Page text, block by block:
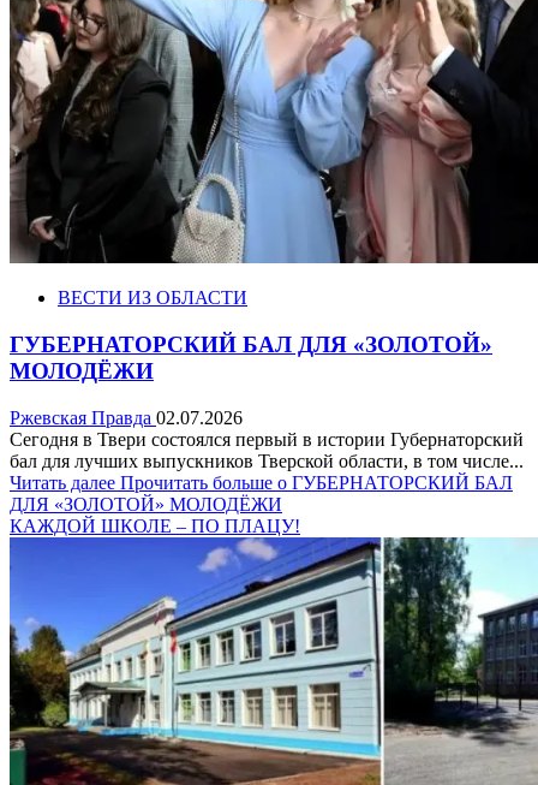
ВЕСТИ ИЗ ОБЛАСТИ
ГУБЕРНАТОРСКИЙ БАЛ ДЛЯ «ЗОЛОТОЙ»
МОЛОДЁЖИ
Ржевская Правда 02.07.2026
Сегодня в Твери состоялся первый в истории Губернаторский
бал для лучших выпускников Тверской области, в том числе...
Читать далее Прочитать больше о ГУБЕРНАТОРСКИЙ БАЛ
ДЛЯ «ЗОЛОТОЙ» МОЛОДЁЖИ
КАЖДОЙ ШКОЛЕ – ПО ПЛАЦУ!